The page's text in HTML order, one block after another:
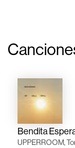
Bendita
UPPERROOM,